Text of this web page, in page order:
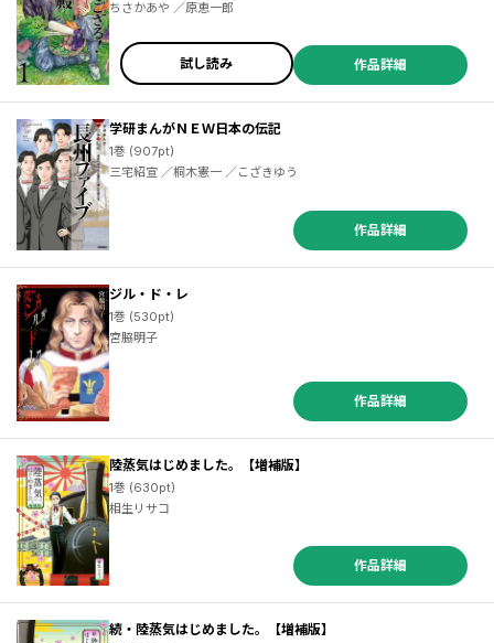
ちさかあや ／原恵一郎
試し読み 作品詳細
学研まんがＮＥＷ日本の伝記
1巻 (907pt)
三宅紹宣 ／桐木憲一 ／こざきゆう
作品詳細
ジル・ド・レ
1巻 (530pt)
宮脇明子
作品詳細
陸蒸気はじめました。【増補版】
1巻 (630pt)
相生リサコ
作品詳細
続・陸蒸気はじめました。【増補版】